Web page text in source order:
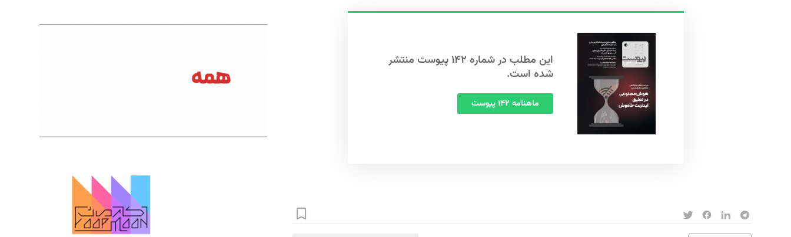
این مطلب در شماره ۱۴۲ پیوست منتشر
شده است.
ماهنامه ۱۴۲ پیوست